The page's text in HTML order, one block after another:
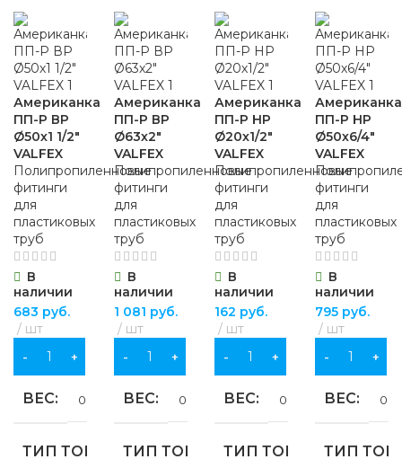
Американка
ПП-Р ВР
Ø50х1 1/2″
VALFEX
Полипропиленновые
фитинги
для
пластиковых
труб
В
наличии
683 руб.
шт
ВЕС 0.374 кг
ТИП ТОВАРА
Американка
ПП-Р ВР
Ø63х2″
VALFEX
Полипропиленновые
фитинги
для
пластиковых
труб
В
наличии
1 081 руб.
шт
ВЕС 0.586 кг
ТИП ТОВАРА
Американка
ПП-Р НР
Ø20х1/2″
VALFEX
Полипропиленновые
фитинги
для
пластиковых
труб
В
наличии
162 руб.
шт
ВЕС 0.065 кг
ТИП ТОВАРА
Американка
ПП-Р НР
Ø50х6/4″
VALFEX
фитинги
для
пластиковых
труб
В
наличии
795 руб.
шт
ВЕС
ТИП